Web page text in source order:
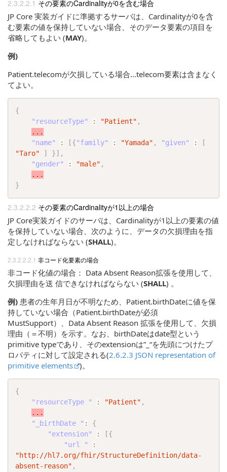
その要素のCardinalityが0を含む場合
JP Core 実装ガイドに準拠するサーバは、Cardinalityが0を含
む要素の値を保持していない場合、そのデータ要素の項目を
省略してもよい (MAY)。
例)
Patient.telecomが欠損している場合…telecom要素は含まなく
てよい。
{
"resourceType"
: "Patient" ,
...
"name"
: [{"family" : "Yamada" , "given" :
[
"Taro"
] }] ,
"gender"
: "male" ,
...
}
その要素のCardinalityが1以上の場合
JP Core実装ガイドのサーバは、Cardinalityが1以上の要素の値
を保持していない場合、次のように、データの欠損理由を指
定しなければならない (SHALL)。
非コード化要素の場合
非コード化値の場合： Data Absent Reason拡張を使用して、
欠損理由を送 信できなければならない (SHALL) 。
例) 患者の生年月日が不明なため、Patient.birthDateに値を保
持していない場合（Patient.birthDateが必須
MustSupport）、Data Absent Reason 拡張を使用して、欠損
理由（＝不明）を示す。なお、birthDateはdate型という
primitive typeであり、そのextensionは”_“を先頭につけたプ
ロパティに対して設定される(2.6.2.3 JSON representation of
primitive elements
)。
{
"resourceType "
: "Patient" ,
...
"_birthDate " :
{
"extension"
: [{
"url "
:
"http://hl7.org/fhir/StructureDefinition/data-
absent-reason" ,